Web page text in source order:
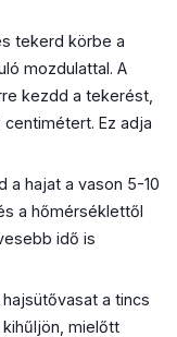
tekerd körbe a
mozdulattal. A
kezdd a tekerést,
Ez adja
a hajat a vason 5-10
a hőmérséklettől
idő is
a tincs
mielőtt